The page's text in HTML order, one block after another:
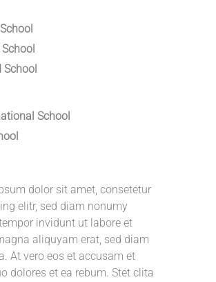
School
School
School
dolor sit amet, consetetur
elitr, sed diam nonumy
invidunt ut labore et
aliquyam erat, sed diam
At vero eos et accusam et
dolores et ea rebum. Stet clita